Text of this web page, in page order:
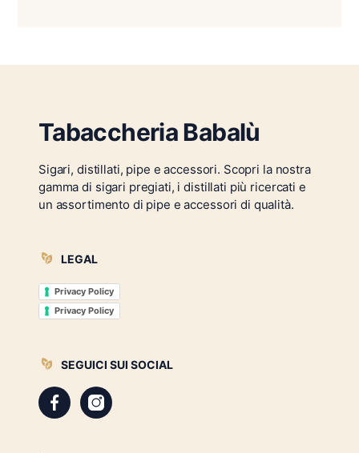
Tabaccheria Babalù
Sigari, distillati, pipe e accessori. Scopri la nostra
gamma di sigari pregiati, i distillati più ricercati e
un assortimento di pipe e accessori di qualità.
LEGAL
Privacy Policy
Privacy Policy
SEGUICI SUI SOCIAL